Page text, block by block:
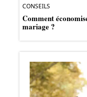
CONSEILS
Comment
mariage ?